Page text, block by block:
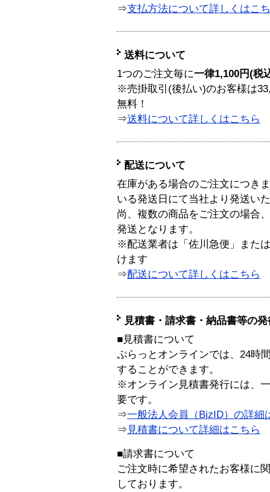
⇒支払方法について詳しくはこ
送料について
1つのご注文毎に一律1,100円(税
※売掛取引(後払い)のお客様は
無料！
⇒送料について詳しくはこちら
配送について
在庫がある場合のご注文につき
いる発送日にて当社より発送い
尚、複数の商品をご注文の場合
発送となります。
※配送業者は「佐川急便」また
けます
⇒配送について詳しくはこちら
見積書・請求書・納品書等の
■見積書について
ぷらっとオンラインでは、24時
することができます。
※オンライン見積書発行には、
要です。
⇒一般法人会員（BizID）の詳細
⇒ 見積書について詳細はこちら
■請求書について
ご注文時に希望されたお客様に
しております。